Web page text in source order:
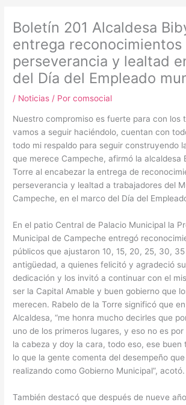
Boletín 201 Alcaldesa
entrega reconocimientos
perseverancia y lealtad
del Día del Empleado
/ Noticias / Porcomsocial
Nuestro compromiso es fuerte para con los
vamos a seguir haciéndolo, cuentan con
todo mi respaldo para seguir construyendo
que merece Campeche, afirmó la alcaldesa
Torre al encabezar la entrega de
perseverancia y lealtad a trabajadores del
Campeche, en el marco del Día del
En el patio Central de Palacio Municipal la
Municipal de Campeche entregó
públicos que ajustaron 10, 15, 20, 25, 30,
antigüedad, a quienes felicitó y agradeció
dedicación y los invitó a continuar con el
ser la Capital Amable y buen gobierno que
merecen. Rabelo de la Torre significó que
Alcaldesa, “me honra mucho decirles que
uno de los primeros lugares, y eso no es
la cabeza y doy la cara, todo eso, ese buen
lo que la gente comenta del desempeño
realizando como Gobierno Municipal”, acotó.
También destacó que después de nueve